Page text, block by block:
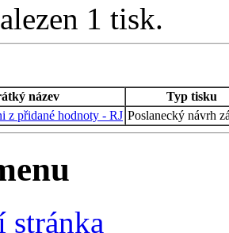
1 tisk.
název
Typ tisku
z přidané hodnoty - RJ Poslanecký návrh
stránka